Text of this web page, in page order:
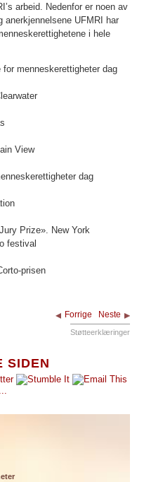
SIDEN
arbeid. Nedenfor er noen av
anerkjennelsene UFMRI har
i hele
menneskerettigheter dag
View
dag
Prize». New York
festival
prisen
Forrige Neste
Støtteerklæringer